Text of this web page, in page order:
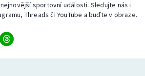
sportovní události. Sledujte nás i
Threads či YouTube a buďte v obraze.